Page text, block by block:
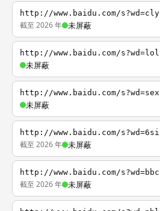
http://www.baidu.com/s?wd=cly
截至 2026 年 未屏蔽
http://www.baidu.com/s?wd=lol
未屏蔽
http://www.baidu.com/s?wd=sex
未屏蔽
http://www.baidu.com/s?wd=6si
截至 2026 年 未屏蔽
http://www.baidu.com/s?wd=bbc
截至 2026 年 未屏蔽